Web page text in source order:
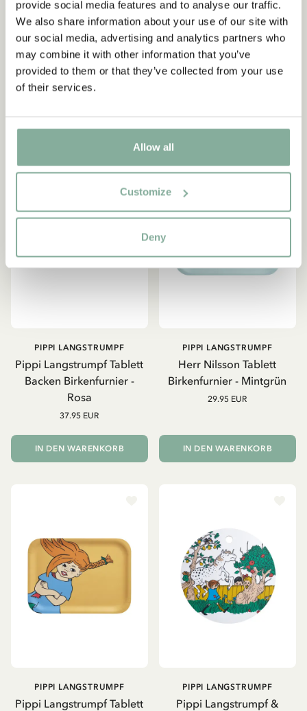
provide social media features and to analyse our traffic.
We also share information about your use of our site with
our social media, advertising and analytics partners who
may combine it with other information that you’ve
provided to them or that they’ve collected from your use
of their services.
Allow all
Customize
Deny
Pippi Langstrumpf Tablett
Geburtstag Rosa – 27 x 20
cm
PIPPI LANGSTRUMPF
29.95 EUR
Michel & Ida Tablett
Birkenfurnier - Beige
MICHEL AUS LÖNNEBERGA
47.95 EUR
Pippi Langstrumpf Tablett
Backen Birkenfurnier -
Rosa
PIPPI LANGSTRUMPF
37.95 EUR
IN DEN WARENKORB
Herr Nilsson Tablett
Birkenfurnier - Mintgrün
PIPPI LANGSTRUMPF
29.95 EUR
IN DEN WARENKORB
Pippi Langstrumpf Tablett
PIPPI LANGSTRUMPF
Pippi Langstrumpf &
PIPPI LANGSTRUMPF